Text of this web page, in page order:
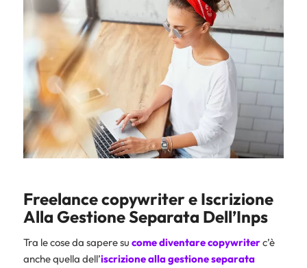
Freelance copywriter e Iscrizione
Alla Gestione Separata Dell’Inps
Tra le cose da sapere su come diventare copywriterc’è
anche quella dell’iscrizione alla gestione separata